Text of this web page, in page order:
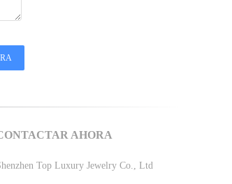
AHORA
Top Luxury Jewelry Co., Ltd